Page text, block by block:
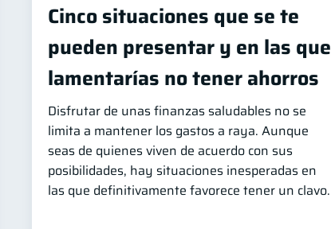
Cinco situaciones que se te
pueden presentar y en las que
lamentarías no tener ahorros
Disfrutar de unas finanzas saludables no se
limita a mantener los gastos a raya. Aunque
seas de quienes viven de acuerdo con sus
posibilidades, hay situaciones inesperadas en
las que definitivamente favorece tener un clavo.